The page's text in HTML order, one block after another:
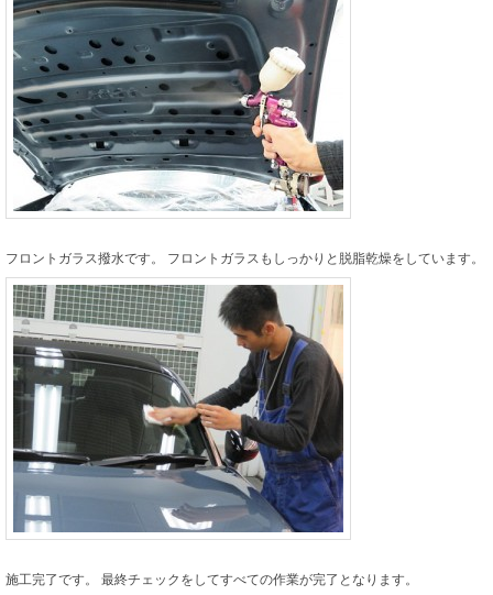
フロントガラス撥水です。 フロントガラスもしっかりと脱脂乾燥をしています。
施工完了です。 最終チェックをしてすべての作業が完了となります。